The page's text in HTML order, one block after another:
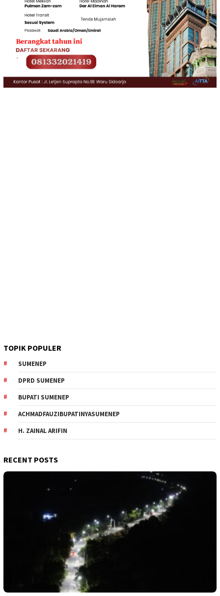
TOPIK POPULER
SUMENEP
DPRD SUMENEP
BUPATI SUMENEP
ACHMADFAUZIBUPATINYASUMENEP
H. ZAINAL ARIFIN
RECENT POSTS